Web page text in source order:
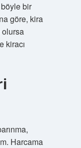
bir
göre, kira
olursa
kiracı
Harcama